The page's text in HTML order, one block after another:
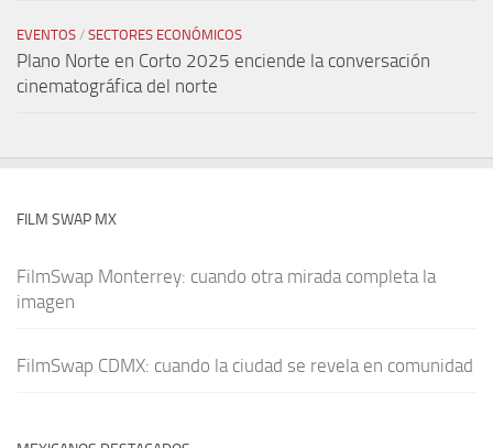
EVENTOS / SECTORES ECONÓMICOS
Plano Norte en Corto 2025 enciende la conversación
cinematográfica del norte
FILM SWAP MX
FilmSwap Monterrey: cuando otra mirada completa la
imagen
FilmSwap CDMX: cuando la ciudad se revela en comunidad